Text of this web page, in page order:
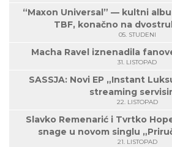
“Maxon Universal” — kultni
TBF, konačno na
05. STUDENI
Macha Ravel iznenadila
31. LISTOPAD
SASSJA: Novi EP „Instant
streaming
22. LISTOPAD
Slavko Remenarić i Tvrtko
snage u novom singlu
21. LISTOPAD